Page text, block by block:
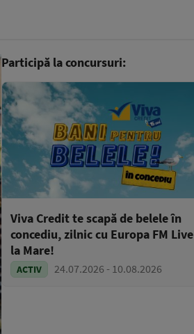
Participă la concursuri:
Viva Credit te scapă de belele în
concediu, zilnic cu Europa FM Live
la Mare!
ACTIV 24.07.2026 - 10.08.2026